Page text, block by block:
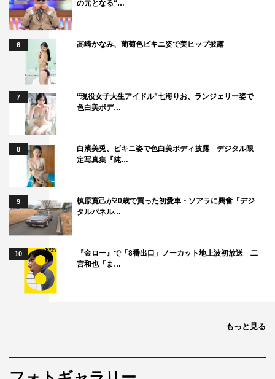
の元となる“…
6 高崎かなみ、葡萄色ビキニ姿で美ヒップ披露
7
“現役女子大生アイドル”七海りお、ランジェリー姿で
色白美ボデ…
8
白濱美兎、ビキニ姿で色白美ボディ披露 デジタル限
定写真集『純…
9
槙原寛己が20歳で買った初愛車・ソアラに興奮「デジ
タルパネル…
10
『金ロー』で「8番出口」ノーカット地上波初放送 二
宮和也「ま…
もっと見る